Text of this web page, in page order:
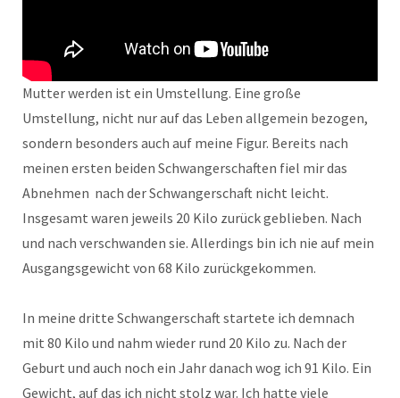
Mutter werden ist ein Umstellung. Eine große
Umstellung, nicht nur auf das Leben allgemein bezogen,
sondern besonders auch auf meine Figur. Bereits nach
meinen ersten beiden Schwangerschaften fiel mir das
Abnehmen nach der Schwangerschaft nicht leicht.
Insgesamt waren jeweils 20 Kilo zurück geblieben. Nach
und nach verschwanden sie. Allerdings bin ich nie auf mein
Ausgangsgewicht von 68 Kilo zurückgekommen.
In meine dritte Schwangerschaft startete ich demnach
mit 80 Kilo und nahm wieder rund 20 Kilo zu. Nach der
Geburt und auch noch ein Jahr danach wog ich 91 Kilo. Ein
Gewicht, auf das ich nicht stolz war. Ich hatte viele